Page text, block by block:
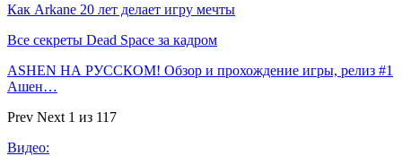
Как Arkane 20 лет делает игру мечты
Все секреты Dead Space за кадром
ASHEN НА РУССКОМ! Обзор и прохождение игры, релиз #1
Ашен…
Prev Next 1 из 117
Видео: